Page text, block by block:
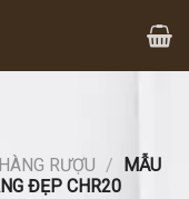
RƯỢU / MẪU
ĐẸP CHR20